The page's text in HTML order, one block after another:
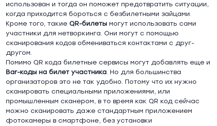
использован и тогда он поможет предотвратить ситуации,
когда приходится бороться с безбилетными зайцами.
Кроме того, такие QR-билеты могут использовать сами
участники для нетворкинга. Они могут с помощью
сканирования кодов обмениваться контактами с друг-
другом.
Помимо QR кода билетные сервисы могут добавлять еще и
Bar-коды на билет участника. Но для большинства
организаторов это не так удобно. Потому что их нужно
сканировать специальными приложениями, или
промышленным сканером, в то время как QR код сейчас
можно сканировать даже стандартным приложением
фотокамеры в смартфоне, без установки